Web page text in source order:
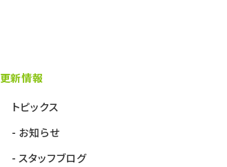
更新情報
トピックス
お知らせ
スタッフブログ